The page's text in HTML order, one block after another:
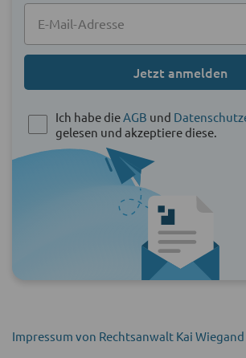
Jetzt anmelden
Ich habe die AGB und
gelesen und akzeptiere diese.
Impressum von Rechtsanwalt Kai Wiegand